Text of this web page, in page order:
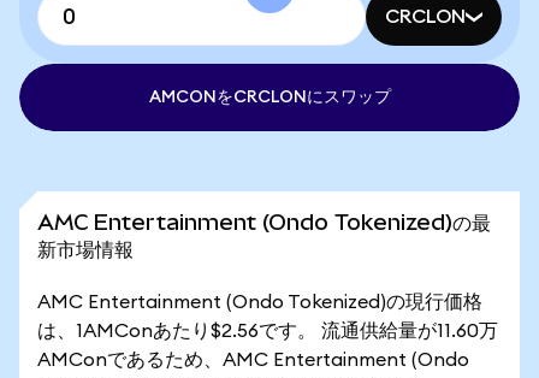
CRCLON
AMCONをCRCLONにスワップ
AMC Entertainment (Ondo Tokenized)の最
新市場情報
AMC Entertainment (Ondo Tokenized)の現行価格
は、1AMConあたり$2.56です。 流通供給量が11.60万
AMConであるため、AMC Entertainment (Ondo